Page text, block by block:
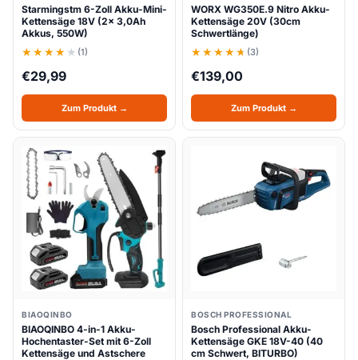
Starmingstm 6-Zoll Akku-Mini-
Kettensäge 18V (2x 3,0Ah
Akkus, 550W)
(1)
€29,99
Zum Produkt →
WORX WG350E.9 Nitro Akku-
Kettensäge 20V (30cm
Schwertlänge)
(3)
€139,00
Zum Produkt →
BIAOQINBO
BIAOQINBO 4-in-1 Akku-
Hochentaster-Set mit 6-Zoll
Kettensäge und Astschere
BOSCH PROFESSIONAL
Bosch Professional Akku-
Kettensäge GKE 18V-40 (40
cm Schwert, BITURBO)